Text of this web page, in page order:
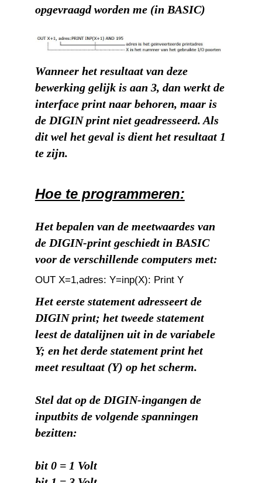
opgevraagd worden me (in BASIC)
Wanneer het resultaat van deze
bewerking gelijk is aan 3, dan werkt de
interface print naar behoren, maar is
de DIGIN print niet geadresseerd. Als
dit wel het geval is dient het resultaat 1
te zijn.
Hoe te programmeren:
Het bepalen van de meetwaardes van
de DIGIN-print geschiedt in BASIC
voor de verschillende computers met:
OUT X=1,adres: Y=inp(X): Print Y
Het eerste statement adresseert de
DIGIN print; het tweede statement
leest de datalijnen uit in de variabele
Y; en het derde statement print het
meet resultaat (Y) op het scherm.
Stel dat op de DIGIN-ingangen de
inputbits de volgende spanningen
bezitten:
bit 0 = 1 Volt